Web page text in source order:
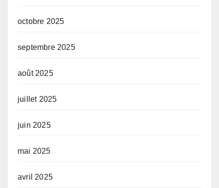
octobre 2025
septembre 2025
août 2025
juillet 2025
juin 2025
mai 2025
avril 2025